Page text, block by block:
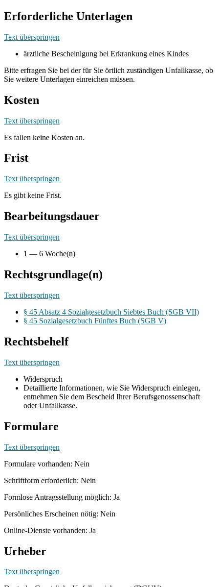
Erforderliche Unterlagen
Text überspringen
ärztliche Bescheinigung bei Erkrankung eines Kindes
Bitte erfragen Sie bei der für Sie örtlich zuständigen Unfallkasse, ob
Sie weitere Unterlagen einreichen müssen.
Kosten
Text überspringen
Es fallen keine Kosten an.
Frist
Text überspringen
Es gibt keine Frist.
Bearbeitungsdauer
Text überspringen
1 — 6 Woche(n)
Rechtsgrundlage(n)
Text überspringen
§ 45 Absatz 4 Sozialgesetzbuch Siebtes Buch (SGB VII)
§ 45 Sozialgesetzbuch Fünftes Buch (SGB V)
Rechtsbehelf
Text überspringen
Widerspruch
Detaillierte Informationen, wie Sie Widerspruch einlegen,
entnehmen Sie dem Bescheid Ihrer Berufsgenossenschaft
oder Unfallkasse.
Formulare
Text überspringen
Formulare vorhanden: Nein
Schriftform erforderlich: Nein
Formlose Antragsstellung möglich: Ja
Persönliches Erscheinen nötig: Nein
Online-Dienste vorhanden: Ja
Urheber
Text überspringen